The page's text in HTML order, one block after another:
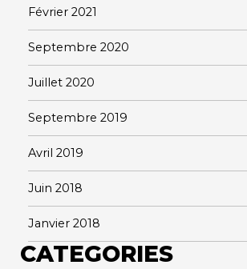
Février 2021
Septembre 2020
Juillet 2020
Septembre 2019
Avril 2019
Juin 2018
Janvier 2018
CATEGORIES